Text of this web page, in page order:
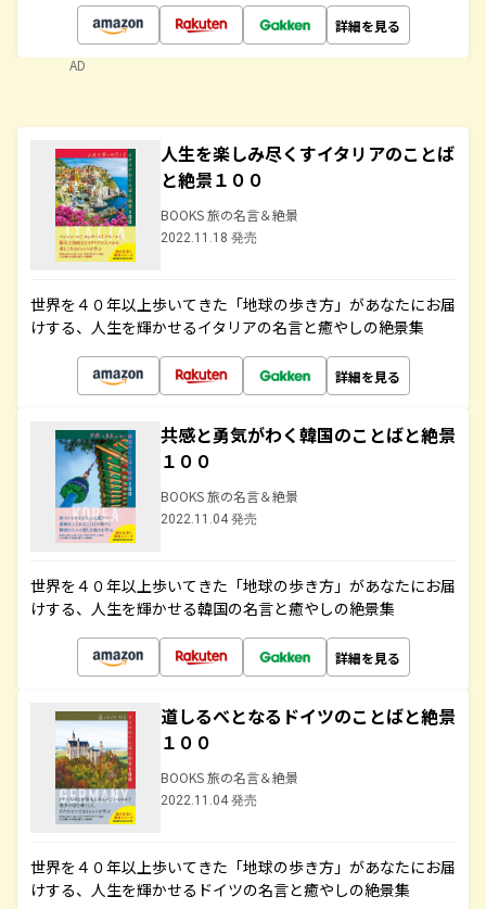
詳細を見る
AD
人生を楽しみ尽くすイタリアのことば
と絶景１００
BOOKS 旅の名言＆絶景
2022.11.18 発売
世界を４０年以上歩いてきた「地球の歩き方」があなたにお届
けする、人生を輝かせるイタリアの名言と癒やしの絶景集
詳細を見る
共感と勇気がわく韓国のことばと絶景
１００
BOOKS 旅の名言＆絶景
2022.11.04 発売
世界を４０年以上歩いてきた「地球の歩き方」があなたにお届
けする、人生を輝かせる韓国の名言と癒やしの絶景集
詳細を見る
道しるべとなるドイツのことばと絶景
１００
BOOKS 旅の名言＆絶景
2022.11.04 発売
世界を４０年以上歩いてきた「地球の歩き方」があなたにお届
けする、人生を輝かせるドイツの名言と癒やしの絶景集